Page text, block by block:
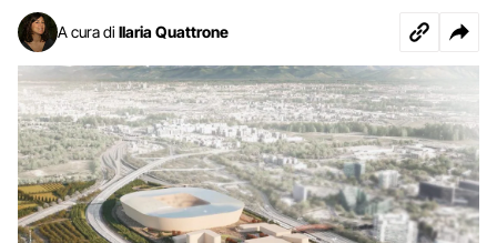
A cura di Ilaria Quattrone